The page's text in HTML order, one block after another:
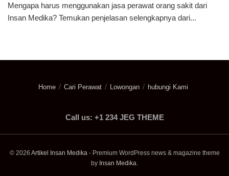
Mengapa harus menggunakan jasa perawat orang sakit dari
Insan Medika? Temukan penjelasan selengkapnya dari...
Home Cari Perawat Lowongan hubungi Kami
Call us: +1 234 JEG THEME
© 2026 Artikel Insan Medika - Premium WordPress news & magazine theme
by Insan Medika